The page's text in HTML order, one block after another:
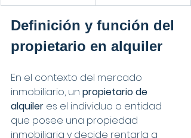
Definición y función del
propietario en alquiler
En el contexto del mercado
inmobiliario, un propietario de
alquiler es el individuo o entidad
que posee una propiedad
inmobiliaria y decide rentarla a